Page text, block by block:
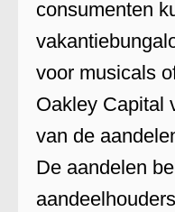
consumenten
voor musicals
Oakley Capital
van de
De aandelen